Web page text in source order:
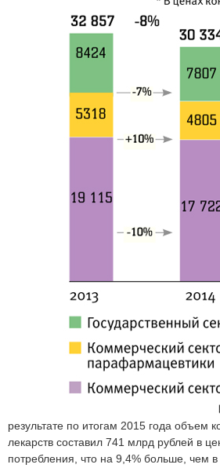
результате по итогам 2015 года объем
лекарств составил 741 млрд рублей в
потребления, что на 9,4% больше, чем